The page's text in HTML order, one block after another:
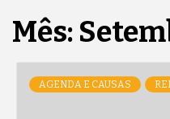
Mês:
AGENDA E CAUSAS